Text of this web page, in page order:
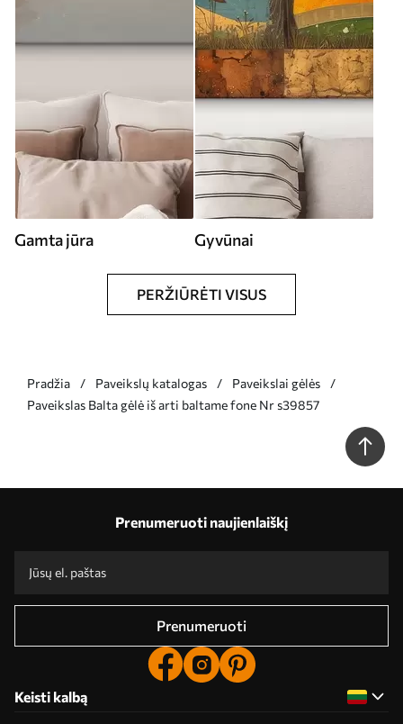
Gamta jūra Gyvūnai
PERŽIŪRĖTI VISUS
Pradžia Paveikslų katalogas
Paveikslai gėlės
Paveikslas Balta gėlė iš arti baltame fone Nr s39857
Prenumeruoti naujienlaiškį
Prenumeruoti
Keisti kalbą